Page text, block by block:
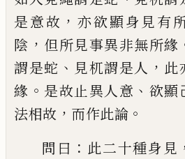
是意故 ，亦欲顯身見有
陰 ， 但所見事異非無所緣
謂是蛇 、 見杌謂是人 ， 此
緣 。 是故 止異人意 、 欲顯
法相故 ， 而作此論 。
問曰 ： 此二十種身見